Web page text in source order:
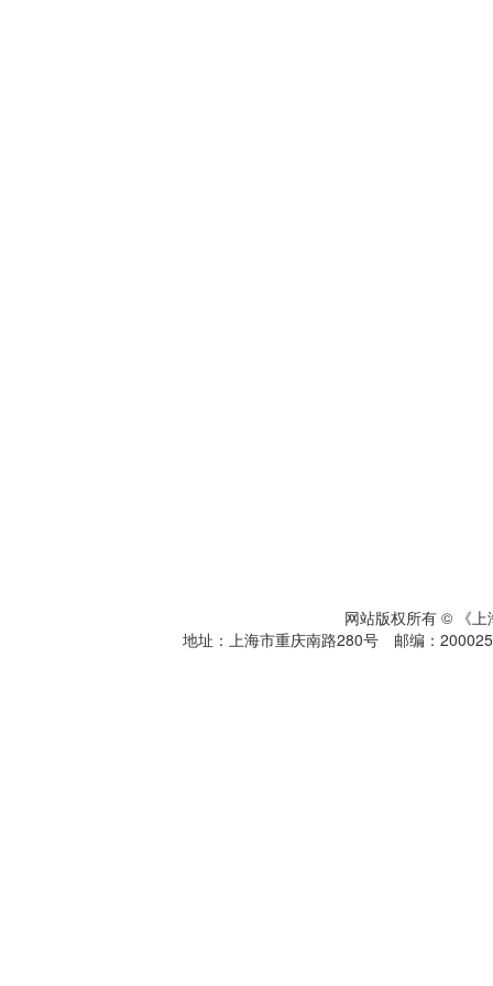
网站版权所有 © 《
地址：上海市重庆南路280号 邮编：